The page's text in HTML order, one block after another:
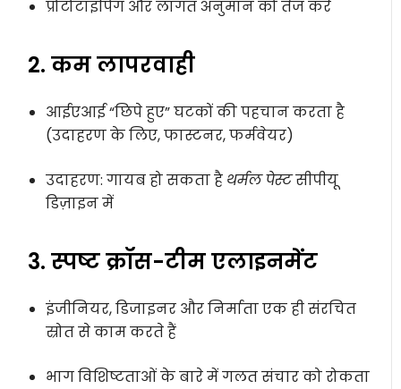
प्रोटोटाइपिंग और लागत अनुमान को तेज करें
2. कम लापरवाही
आईएआई “छिपे हुए” घटकों की पहचान करता है
(उदाहरण के लिए, फास्टनर, फर्मवेयर)
उदाहरण: गायब हो सकता है थर्मल पेस्टसीपीयू
डिज़ाइन में
3. स्पष्ट क्रॉस-टीम एलाइनमेंट
इंजीनियर, डिजाइनर और निर्माता एक ही संरचित
स्रोत से काम करते हैं
भाग विशिष्टताओं के बारे में गलत संचार को रोकता